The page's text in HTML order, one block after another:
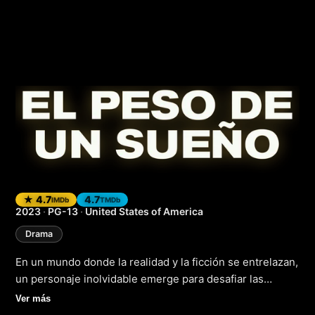
Bobcat Moretti
★ 4.7IMDb 4.7TMDb
2023 · PG-13 · United States of America
Drama
En un mundo donde la realidad y la ficción se entrelazan,
un personaje inolvidable emerge para desafiar las
convenciones. Bobcat Moretti, una historia llena de
Ver más